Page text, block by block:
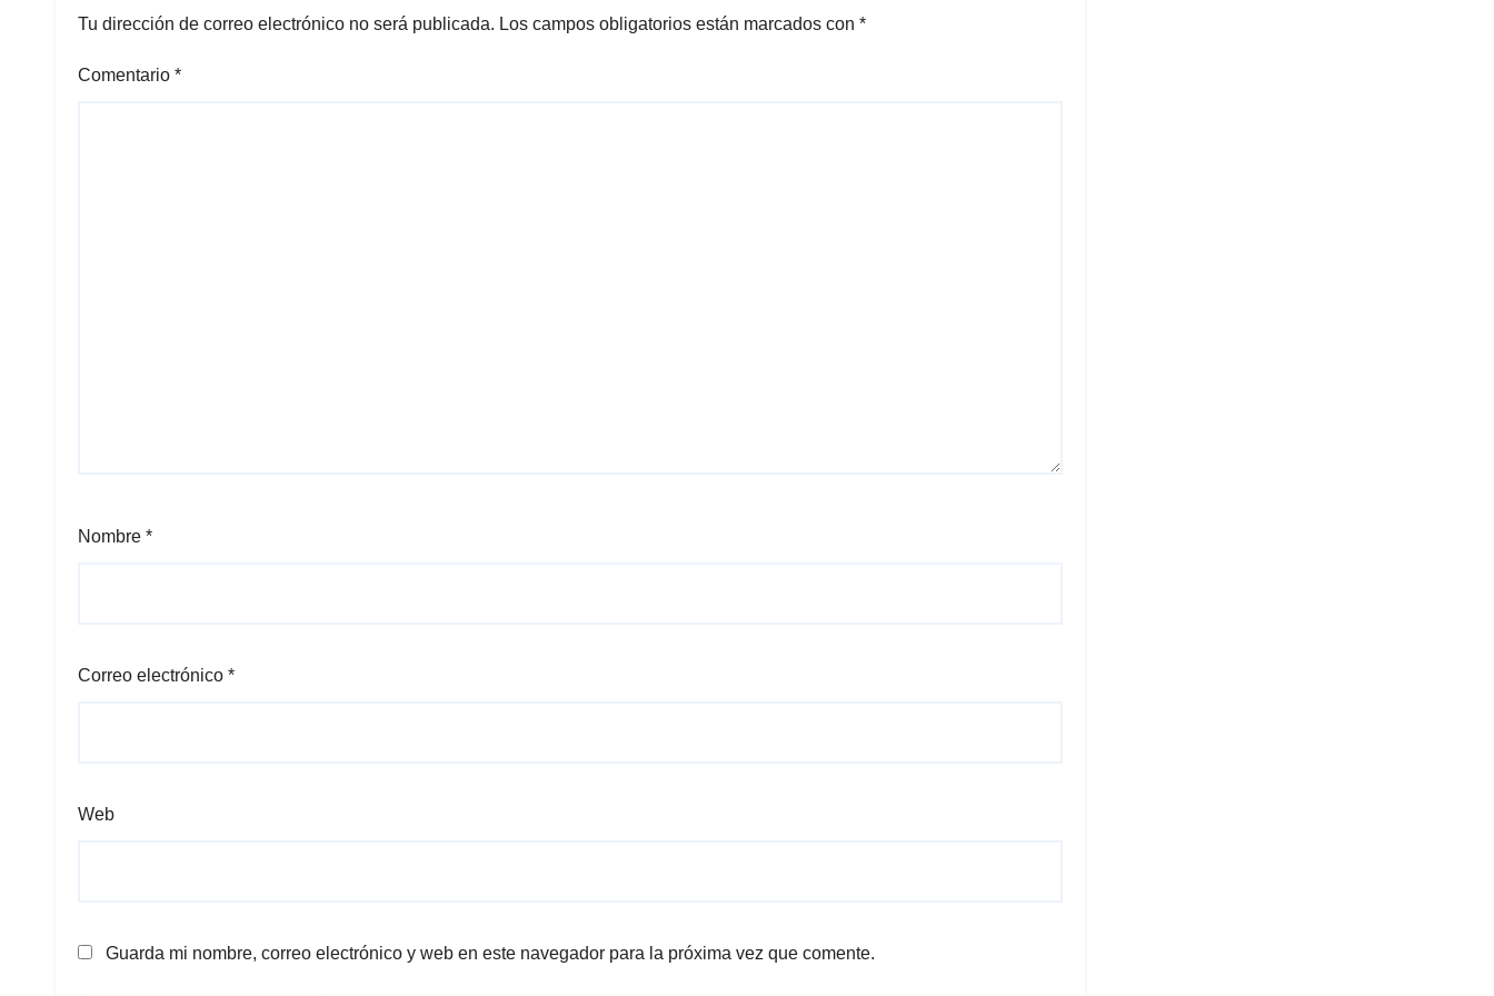
Tu dirección de correo electrónico no será publicada. Los campos obligatorios están marcados con *
Comentario *
Nombre *
Correo electrónico *
Web
Guarda mi nombre, correo electrónico y web en este navegador para la próxima vez que comente.